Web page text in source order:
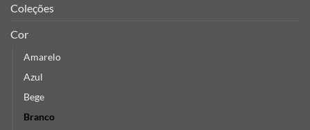
Coleções
Cor
Amarelo
Azul
Bege
Branco